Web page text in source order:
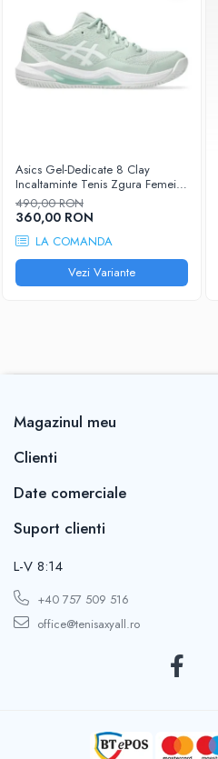
Asics Gel-Dedicate 8 Clay
Incaltaminte Tenis Zgura Femei
Gri albastrui, Alb
490,00 RON
360,00 RON
LA COMANDA
Vezi Variante
Magazinul meu
Clienti
Date comerciale
Suport clienti
L-V 8:14
+40 757 509 516
office@tenisaxyall.ro